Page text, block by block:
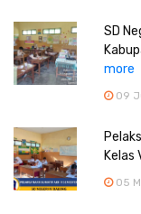
SD
more
09
Kelas
05